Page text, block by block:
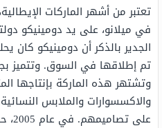
في ميلانو، على يد دومينيكو
الجدير بالذكر أن دومينيكو كان
تم إطلاقها في السوق. وتتميز
وتشتهر هذه الماركة بإنتاجها
والاكسسوارات والملابس